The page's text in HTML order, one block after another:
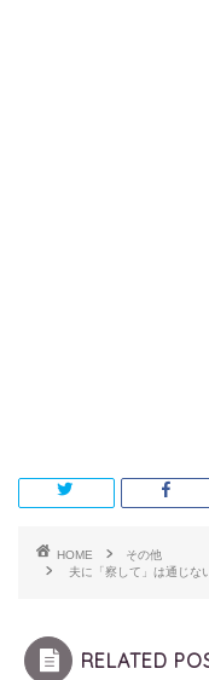
HOME
その他
夫に「察して」は通じな
RELATED